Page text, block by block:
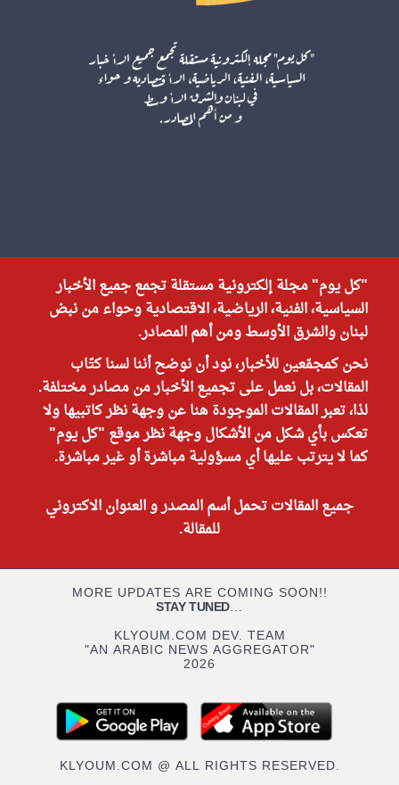
"كل يوم" مجلة إلكترونية مستقلة تجمع جميع الأخبار
السياسية، الفنية، الرياضية، الاقتصادية وحواء من نبض
لبنان والشرق الأوسط ومن أهم المصادر.
نحن كمجمّعين للأخبار، نود أن نوضح أننا لسنا كتّاب
المقالات، بل نعمل على تجميع الأخبار من مصادر مختلفة.
لذا، تعبر المقالات الموجودة هنا عن وجهة نظر كاتبيها ولا
تعكس بأي شكل من الأشكال وجهة نظر موقع "كل يوم"
كما لا يترتب عليها أي مسؤولية مباشرة أو غير مباشرة.
جميع المقالات تحمل أسم المصدر و العنوان الاكتروني
للمقالة.
MORE UPDATES ARE COMING SOON!!
STAY TUNED...
KLYOUM.COM DEV. TEAM
"AN ARABIC NEWS AGGREGATOR"
2026
KLYOUM.COM @ ALL RIGHTS RESERVED.